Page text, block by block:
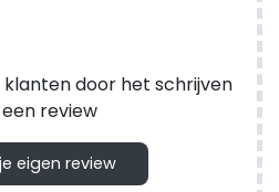
door het schrijven
review
eigen review